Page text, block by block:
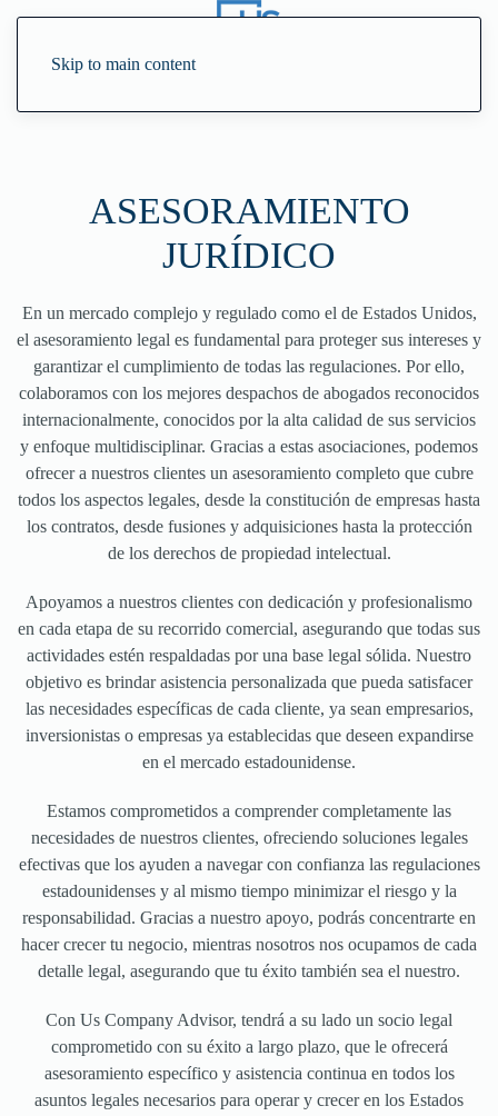
Skip to main content
ASESORAMIENTO
JURÍDICO
En un mercado complejo y regulado como el de Estados Unidos,
el asesoramiento legal es fundamental para proteger sus intereses y
garantizar el cumplimiento de todas las regulaciones. Por ello,
colaboramos con los mejores despachos de abogados reconocidos
internacionalmente, conocidos por la alta calidad de sus servicios
y enfoque multidisciplinar. Gracias a estas asociaciones, podemos
ofrecer a nuestros clientes un asesoramiento completo que cubre
todos los aspectos legales, desde la constitución de empresas hasta
los contratos, desde fusiones y adquisiciones hasta la protección
de los derechos de propiedad intelectual.
Apoyamos a nuestros clientes con dedicación y profesionalismo
en cada etapa de su recorrido comercial, asegurando que todas sus
actividades estén respaldadas por una base legal sólida. Nuestro
objetivo es brindar asistencia personalizada que pueda satisfacer
las necesidades específicas de cada cliente, ya sean empresarios,
inversionistas o empresas ya establecidas que deseen expandirse
en el mercado estadounidense.
Estamos comprometidos a comprender completamente las
necesidades de nuestros clientes, ofreciendo soluciones legales
efectivas que los ayuden a navegar con confianza las regulaciones
estadounidenses y al mismo tiempo minimizar el riesgo y la
responsabilidad. Gracias a nuestro apoyo, podrás concentrarte en
hacer crecer tu negocio, mientras nosotros nos ocupamos de cada
detalle legal, asegurando que tu éxito también sea el nuestro.
Con Us Company Advisor, tendrá a su lado un socio legal
comprometido con su éxito a largo plazo, que le ofrecerá
asesoramiento específico y asistencia continua en todos los
asuntos legales necesarios para operar y crecer en los Estados